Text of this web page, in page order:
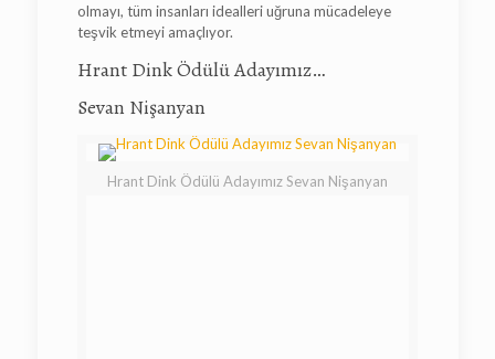
olmayı, tüm insanları idealleri uğruna mücadeleye
teşvik etmeyi amaçlıyor.
Hrant Dink Ödülü Adayımız…
Sevan Nişanyan
Hrant Dink Ödülü Adayımız Sevan Nişanyan